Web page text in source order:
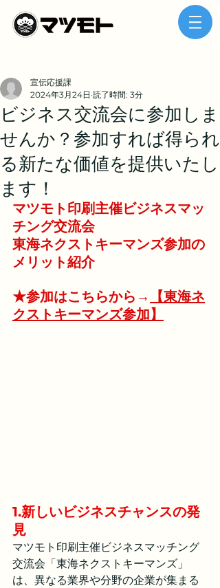
ビジネス交流会に参加しま
せんか？参加すれば得られ
る新たな価値を提供いたし
ます！
宣伝応援課
2024年3月24日 読了時間: 3分
マツモト印刷主催ビジネスマッ
チング交流会
東海ネクストキーマンズ参加の
メリット紹介
★参加はこちらから→
【東海ネ
クストキーマンズ参加】
1.新しいビジネスチャンスの発
見
マツモト印刷主催ビジネスマッチング
交流会「東海ネクストキーマンズ」
は、異なる業界や分野の企業が集まる